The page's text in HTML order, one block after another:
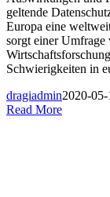
geltende
Europa eine
sorgt einer
Schwierigkeiten in
dragiadmin2020-
Read More